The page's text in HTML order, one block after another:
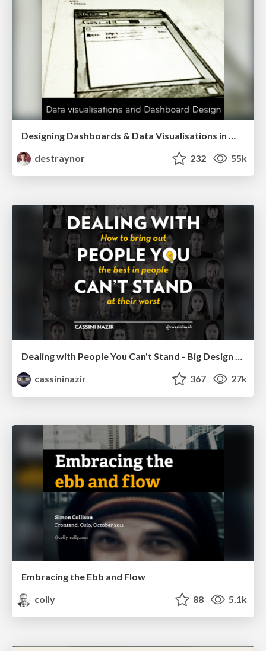
destraynor
232 55k
Dealing with People You Can't Stand - Big Design 2015
cassininazir
367 27k
Embracing the Ebb and Flow
colly
88 5.1k